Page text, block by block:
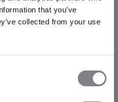
that you’ve
collected from your use